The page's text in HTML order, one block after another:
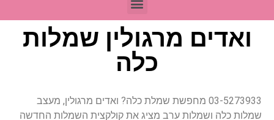
ואדים מרגולין שמלות
כלה
03-5273933 מחפשת שמלת כלה? ואדים מרגולין, מעצב
שמלות כלה ושמלות ערב מציג את קולקצית השמלות החדשה